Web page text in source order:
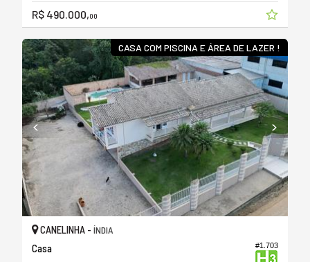
R$ 490.000,00
CASA COM PISCINA E ÁREA DE LAZER !
#1.703
CANELINHA - ÍNDIA
Casa